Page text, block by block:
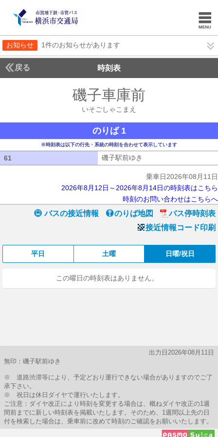
お知らせ 1件のお知らせがあります
戻る 時刻表
磯子車庫前
いそごしゃこまえ
のりば 1
※時刻表は以下の行先・系統の時刻を合わせて表示しています
61 磯子駅前ゆき
乗車日2026年08月11日
2026年8月12日～2026年8月14日の時刻表はこちら
時刻のお問い合わせはこちらへ
バスの接近情報 のりば地図
バス停時刻表
接近情報コード印刷
平日 土曜 日曜/祝日
この曜日の時刻表はありません。
出力日2026年08月11日
無印：磯子駅前ゆき
※ 道路渋滞等により、予定どおり運行できない場合がありますのでご了
承下さい。
※ 祝日は休日ダイヤで運行いたします。
ご注意：ダイヤ改正により時刻を変更する場合は、概ねダイヤ改正の1週
間前までに新しい時刻表を掲載いたします。そのため、1週間以上先の日
付を検索した場合は、乗車前に改めて時刻のご確認をお願いいたします。